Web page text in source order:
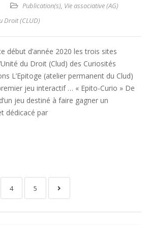
Publication(s), Vie associative (AG)
Droit (CLUD)
début d’année 2020 les trois sites
du Droit (Clud) des Curiosités
L’Epitoge (atelier permanent du Clud)
jeu interactif … « Epito-Curio » De
jeu destiné à faire gagner un
dédicacé par
4 5